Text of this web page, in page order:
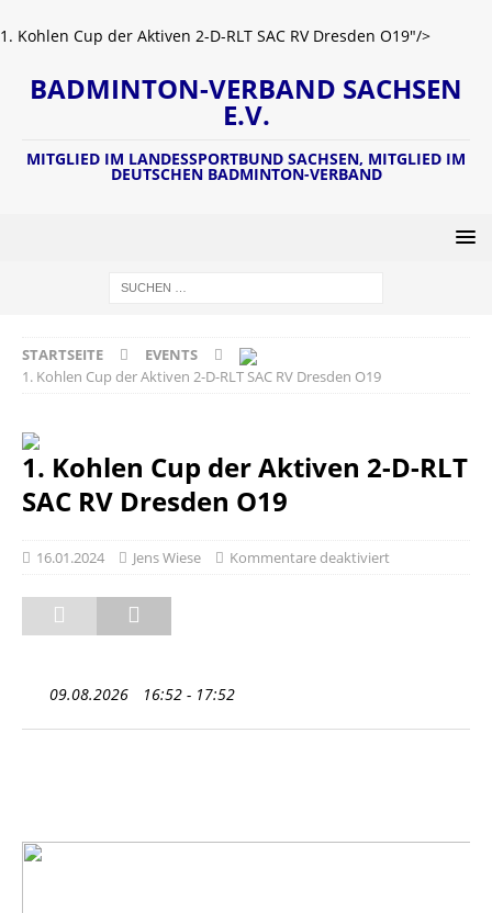
1. Kohlen Cup der Aktiven 2-D-RLT SAC RV Dresden O19"/>
BADMINTON-VERBAND SACHSEN
E.V.
MITGLIED IM LANDESSPORTBUND SACHSEN, MITGLIED IM
DEUTSCHEN BADMINTON-VERBAND
STARTSEITE
EVENTS
1. Kohlen Cup der Aktiven 2-D-RLT SAC RV Dresden O19
1. Kohlen Cup der Aktiven 2-D-RLT
SAC RV Dresden O19
16.01.2024 Jens Wiese Kommentare deaktiviert
09.08.2026 16:52 - 17:52